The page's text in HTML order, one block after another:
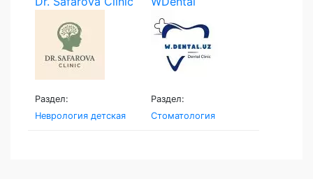
Раздел:
Неврология детская
Раздел:
Стоматология